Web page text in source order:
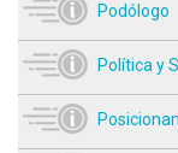
Podólogo
Política y